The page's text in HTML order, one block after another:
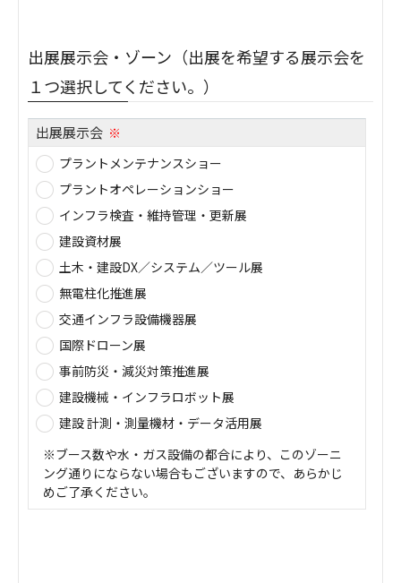
出展展示会・ゾーン（出展を希望する展示会を
１つ選択してください。）
出展展示会 ※
プラントメンテナンスショー
プラントオペレーションショー
インフラ検査・維持管理・更新展
建設資材展
土木・建設DX／システム／ツール展
無電柱化推進展
交通インフラ設備機器展
国際ドローン展
事前防災・減災対策推進展
建設機械・インフラロボット展
建設 計測・測量機材・データ活用展
※ブース数や水・ガス設備の都合により、このゾーニ
ング通りにならない場合もございますので、あらかじ
めご了承ください。